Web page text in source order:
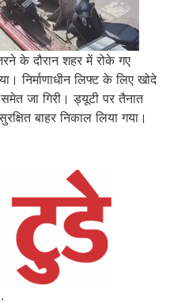
के दौरान शहर में रोके गए
निर्माणाधीन लिफ्ट के लिए खोदे
जा गिरी। ड्यूटी पर तैनात
बाहर निकाल लिया गया।